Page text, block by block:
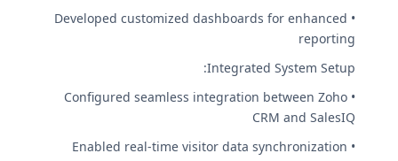
• Developed customized dashboards for enhanced
reporting
Integrated System Setup:
• Configured seamless integration between Zoho
CRM and SalesIQ
• Enabled real-time visitor data synchronization